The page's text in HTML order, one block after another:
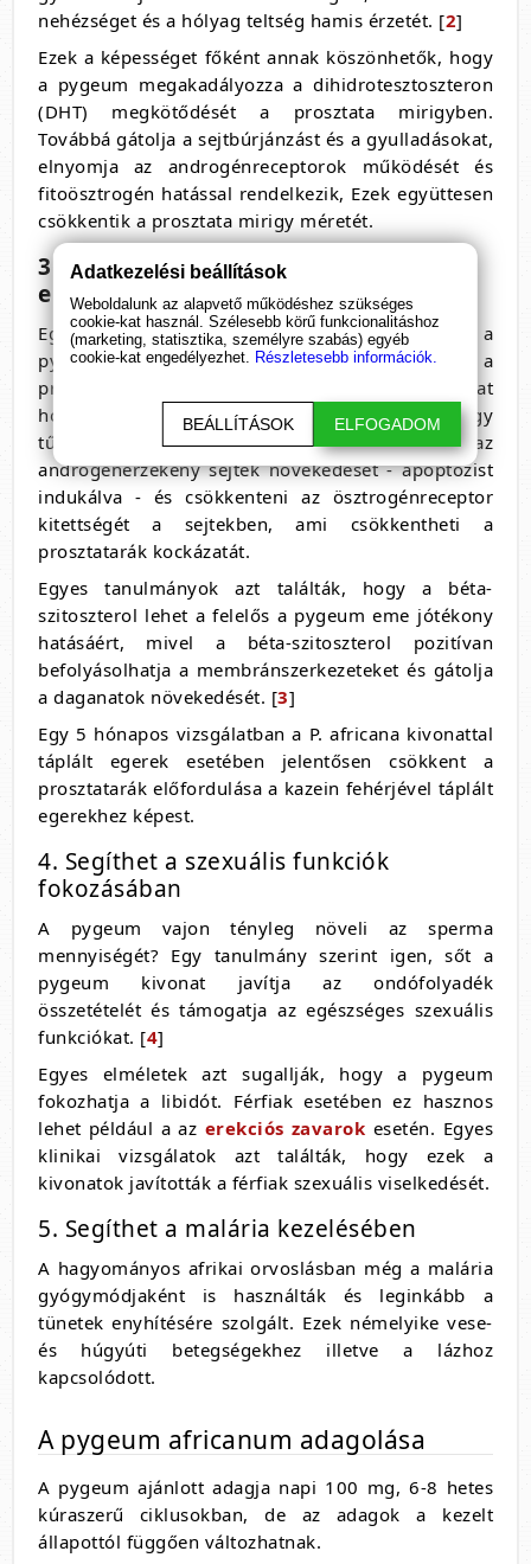
nehézséget és a hólyag teltség hamis érzetét. [2]
Ezek a képességet főként annak köszönhetők, hogy
a pygeum megakadályozza a dihidrotesztoszteron
(DHT) megkötődését a prosztata mirigyben.
Továbbá gátolja a sejtbúrjánzást és a gyulladásokat,
elnyomja az androgénreceptorok működését és
fitoösztrogén hatással rendelkezik, Ezek együttesen
csökkentik a prosztata mirigy méretét.
3. A pygeum segíthet a prosztatarák
elkerülésében?
Egyes állatkísérletek az állapították meg, hogy a
pygeym africana kivonat segíthet meggátolni a
prosztata sejtjeinek elbúrjánzását, amely folyamat
hozzájárulhat a prosztatarák kialakulásához. Úgy
tűnik, képes gátolni mind az androgén-, mind az
androgénérzékeny sejtek növekedését - apoptózist
indukálva - és csökkenteni az ösztrogénreceptor
kitettségét a sejtekben, ami csökkentheti a
prosztatarák kockázatát.
Egyes tanulmányok azt találták, hogy a béta-
szitoszterol lehet a felelős a pygeum eme jótékony
hatásáért, mivel a béta-szitoszterol pozitívan
befolyásolhatja a membránszerkezeteket és gátolja
a daganatok növekedését. [3]
Egy 5 hónapos vizsgálatban a P. africana kivonattal
táplált egerek esetében jelentősen csökkent a
prosztatarák előfordulása a kazein fehérjével táplált
egerekhez képest.
4. Segíthet a szexuális funkciók
fokozásában
A pygeum vajon tényleg növeli az sperma
mennyiségét? Egy tanulmány szerint igen, sőt a
pygeum kivonat javítja az ondófolyadék
összetételét és támogatja az egészséges szexuális
funkciókat. [4]
Egyes elméletek azt sugallják, hogy a pygeum
fokozhatja a libidót. Férfiak esetében ez hasznos
lehet például a az erekciós zavarok esetén. Egyes
klinikai vizsgálatok azt találták, hogy ezek a
kivonatok javították a férfiak szexuális viselkedését.
5. Segíthet a malária kezelésében
A hagyományos afrikai orvoslásban még a malária
gyógymódjaként is használták és leginkább a
tünetek enyhítésére szolgált. Ezek némelyike vese-
és húgyúti betegségekhez illetve a lázhoz
kapcsolódott.
A pygeum africanum adagolása
A pygeum ajánlott adagja napi 100 mg, 6-8 hetes
kúraszerű ciklusokban, de az adagok a kezelt
állapottól függően változhatnak.
Adatkezelési beállítások
Weboldalunk az alapvető működéshez szükséges
cookie-kat használ. Szélesebb körű funkcionalitáshoz
(marketing, statisztika, személyre szabás) egyéb
cookie-kat engedélyezhet. Részletesebb információk.
BEÁLLÍTÁSOK ELFOGADOM